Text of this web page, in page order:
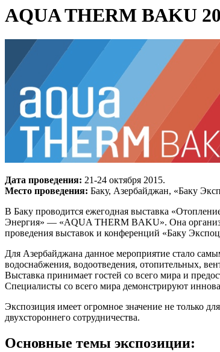
AQUA THERM BAKU
Дата проведения: 21-24 октября 2015.
Место проведения: Баку, Азербайджан, «Баку
В Баку проводится ежегодная выставка
Энергия» — «AQUA THERM BAKU». Она
проведения выставок и конференций «Баку
Для Азербайджана данное мероприятие стало
водоснабжения, водоотведения, отопительных,
Выставка принимает гостей со всего мира и
Специалисты со всего мира демонстрируют
Экспозиция имеет огромное значение не только
двухстороннего сотрудничества.
Основные темы экспозиции: